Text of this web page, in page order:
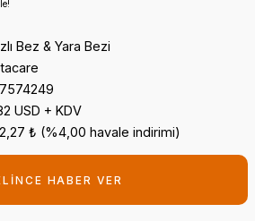
Bez & Yara Bezi
USD + KDV
₺ (%4,00 havale indirimi)
HABER VER